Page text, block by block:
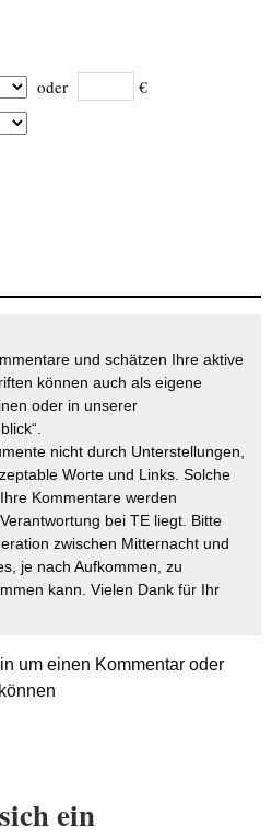
oder €
und schätzen Ihre aktive
können auch als eigene
oder in unserer
nicht durch Unterstellungen,
Worte und Links. Solche
Kommentare werden
bei TE liegt. Bitte
zwischen Mitternacht und
je nach Aufkommen, zu
kann. Vielen Dank für Ihr
um einen Kommentar oder
ein